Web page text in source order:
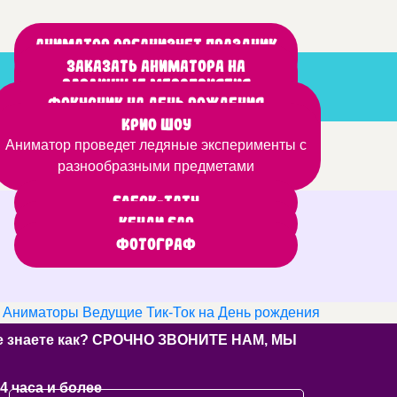
Аниматор организует праздник
на природе
Заказать аниматора на
различные мероприятия
Фокусник на день рождения
Шоу фокусов любят даже взрослые, а дети –
тем более
Крио шоу
Аниматор проведет ледяные эксперименты с
разнообразными предметами
Блеск-тату
Кенди бар
Фотограф
Аниматоры Ведущие Тик-Ток на День рождения
знаете как? СРОЧНО ЗВОНИТЕ НАМ, МЫ
часа и более